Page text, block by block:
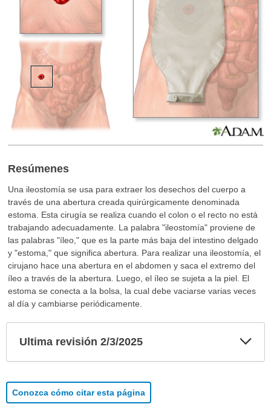
Resúmenes
Una ileostomía se usa para extraer los desechos del cuerpo a
través de una abertura creada quirúrgicamente denominada
estoma. Esta cirugía se realiza cuando el colon o el recto no está
trabajando adecuadamente. La palabra "ileostomía" proviene de
las palabras "íleo," que es la parte más baja del intestino delgado
y "estoma," que significa abertura. Para realizar una ileostomía, el
cirujano hace una abertura en el abdomen y saca el extremo del
íleo a través de la abertura. Luego, el íleo se sujeta a la piel. El
estoma se conecta a la bolsa, la cual debe vaciarse varias veces
al día y cambiarse periódicamente.
Ultima revisión 2/3/2025
Conozca cómo citar esta página